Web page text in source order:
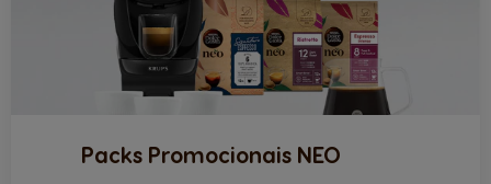
Packs Promocionais NEO